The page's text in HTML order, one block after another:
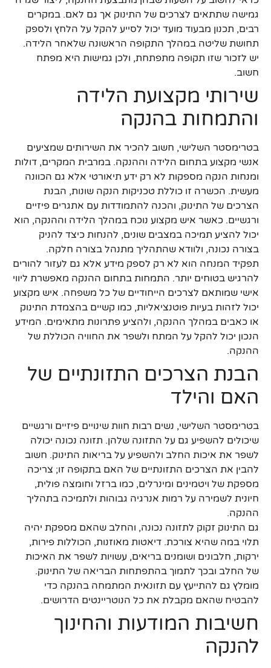
גמישה שתתאים לצרכים של התינוק אך גם לאם. במקרים
רבים, תכנון מבעוד מועד יכול לסייע להקל על הלחץ ולספק
תחושת שליטה במהלך התקופה הראשונה שלאחר הלידה.
יש לזכור שזו תקופה מתפתחת, ולכן גמישות היא מפתח
חשוב.
שירותי מקצועת הלידה
והתמחות בהנקה
בטרימסטר השלישי, חשוב להכיר את השירותים שמציעים
אנשי מקצוע בתחום הלידה וההנקה. במרבית המקרים, דולות
ומנחות הנקה מספקות לא רק ידע תיאורטי אלא גם הכוונה
מעשית. הכשרה זו כוללת טכניקות הנקה שונות, הבנת
הצרכים של התינוק, והכנה להתמודדות עם אתגרים פיזיים
ורגשיים. כאשר איש מקצוע נוכח במהלך הלידה וההנקה, הוא
יכול להציע תמיכה במצבים שונים, להנחות כיצד להניק
בצורה נכונה, ולוודא שהתהליך מתנהל בצורה חלקה.
תפקיד המנחה הוא לא רק לספק מידע אלא גם לעזור להורים
להרגיש בטוחים יותר. התמחות בתחום ההנקה מאפשרת ליווי
אישי שמותאם לצרכים הייחודיים של כל משפחה. איש מקצוע
יכול לזהות בעיות פוטנציאליות, כמו קשיים בהצמדת התינוק
או כאבים במהלך ההנקה, ולהציע פתרונות מתאימים. המידע
הנכון יכול להקל על המתח ולשפר את החוויה הכוללת של
ההנקה.
הבנת הצרכים התזונתיים של
האם והילד
בטרימסטר השלישי, נשים רבות חוות שינויים פיזיים ורגשיים
שיכולים להשפיע גם על התזונה שלהן. תזונה נכונה יכולה
לשפר את איכות החלב ולהשפיע על בריאות התינוק. חשוב
להבין את הצרכים התזונתיים של האם בתקופה זו; צריכה
מספקת של ויטמינים ומינרלים, כמו ברזל וחומצה פולית,
חיונית לשמירה על רמות אנרגיה גבוהות ולתמיכה בתהליך
ההנקה.
גם התינוק זקוק לתזונה נכונה, והחלב שהאם מספקת יהיה
תלוי במה שהיא צורכת. דיאטות מאוזנות, הכוללות פירות,
ירקות, חלבונים ושומנים בריאים, עשויות לשפר את האיכות
של החלב ובכך לתמוך בהתפתחות הבריאה של התינוק.
מומלץ גם להתייעץ עם תזונאית המתמחה בהנקה כדי
להבטיח שהאם מקבלת את כל הנוטריינטים הדרושים.
חשיבות המודעות והחינוך
להנקה